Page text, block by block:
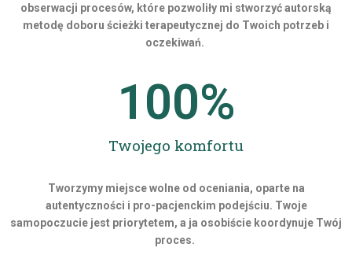
obserwacji procesów, które pozwoliły mi stworzyć autorską
metodę doboru ścieżki terapeutycznej do Twoich potrzeb i
oczekiwań.
Twojego komfortu
100%
Tworzymy miejsce wolne od oceniania, oparte na
autentyczności i pro-pacjenckim podejściu. Twoje
samopoczucie jest priorytetem, a ja osobiście koordynuje Twój
proces.